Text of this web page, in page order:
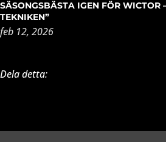
SÄSONGSBÄSTA IGEN FÖR WICTOR
TEKNIKEN”
feb 12, 2026
Dela detta: